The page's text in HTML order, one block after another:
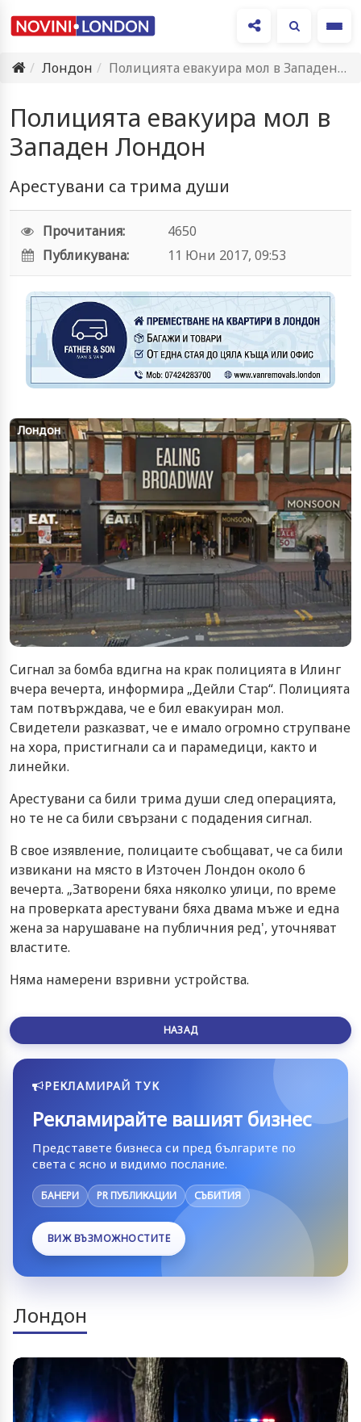
Лондон
Полицията евакуира мол в Западен Лондон
Полицията евакуира мол в
Западен Лондон
Арестувани са трима души
Прочитания:
4650
Публикувана:
11 Юни 2017, 09:53
Лондон
Сигнал за бомба вдигна на крак полицията в Илинг
вчера вечерта, информира „Дейли Стар“. Полицията
там потвърждава, че е бил евакуиран мол.
Свидетели разказват, че е имало огромно струпване
на хора, пристигнали са и парамедици, както и
линейки.
Арестувани са били трима души след операцията,
но те не са били свързани с подадения сигнал.
В свое изявление, полицаите съобщават, че са били
извикани на място в Източен Лондон около 6
вечерта. „Затворени бяха няколко улици, по време
на проверката арестувани бяха двама мъже и една
жена за нарушаване на публичния ред', уточняват
властите.
Няма намерени взривни устройства.
НАЗАД
РЕКЛАМИРАЙ ТУК
Рекламирайте вашият бизнес
Представете бизнеса си пред българите по
света с ясно и видимо послание.
БАНЕРИ PR ПУБЛИКАЦИИ СЪБИТИЯ
ВИЖ ВЪЗМОЖНОСТИТЕ
Лондон